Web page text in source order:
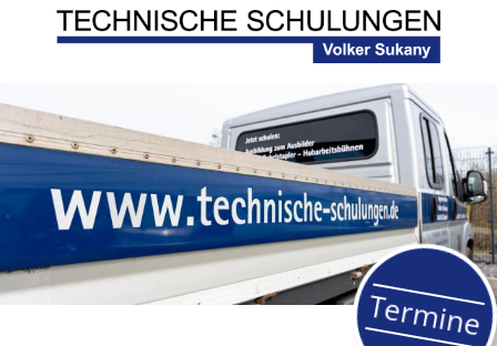
Termine